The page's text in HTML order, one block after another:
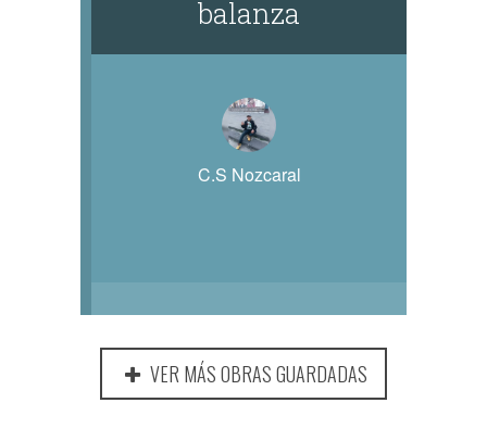
balanza
C.S Nozcaral
VER MÁS OBRAS GUARDADAS